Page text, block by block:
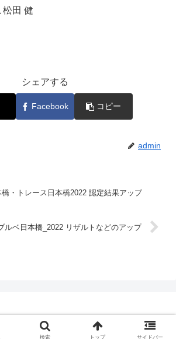
松田 健
シェアする
Facebook コピー
admin
・トレース日本橋2022 認定結果アップ
ルベ日本橋_2022 リザルトなどのアップ
Audax Randonneurs Nihonbashi.
検索 トップ サイドバー